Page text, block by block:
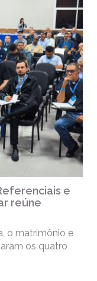
e
reúne
o matrimônio e
os quatro